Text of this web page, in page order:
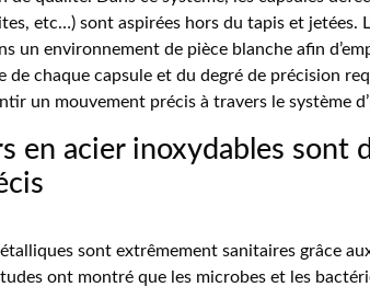
etc…) sont aspirées hors du tapis et jetées.
un environnement de pièce blanche afin
de chaque capsule et du degré de précision
un mouvement précis à travers le système
en acier inoxydables sont
sont extrêmement sanitaires grâce
ont montré que les microbes et les